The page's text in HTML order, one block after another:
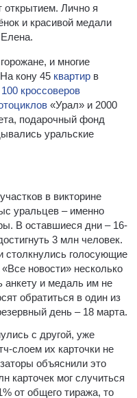
открытием. Лично я
и красивой медали
и многие
кону 45 квартир в
100 кроссоверов
«Урал» и 2000
подарочный фонд
уральские
в викторине
уральцев – именно
В оставшиеся дни – 16-
3 млн человек.
столкнулись голосующие
новости» несколько
анкету и медаль им не
обратиться в один из
день – 18 марта.
с другой, уже
слоем их карточки не
объяснили это
карточек мог случиться
от общего тиража, то